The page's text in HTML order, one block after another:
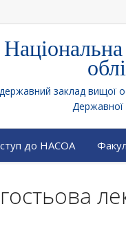
державний заклад вищої
Державної
до НАСОА